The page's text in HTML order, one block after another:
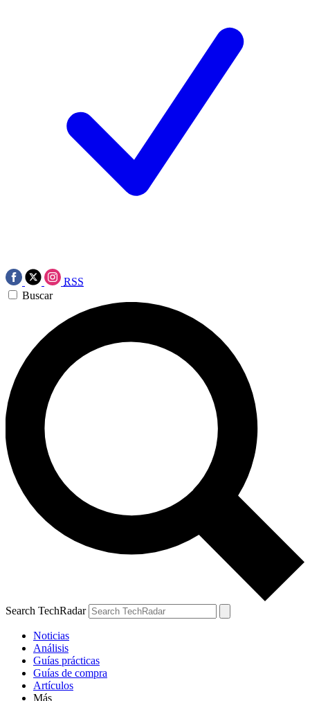
RSS
Buscar
Search TechRadar
Noticias
Análisis
Guías prácticas
Guías de compra
Artículos
Más